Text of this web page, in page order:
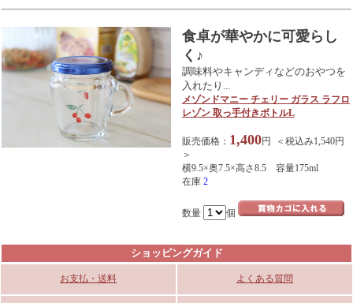
食卓が華やかに可愛らし
く♪
調味料やキャンディなどのおやつを
入れたり...
メゾンドマニー チェリー ガラス ラフロ
レゾン 取っ手付きボトルL
販売価格： 1,400円 ＜税込み1,540円
＞
横9.5×奥7.5×高さ8.5 容量175ml
在庫 2
数量 個
ショッピングガイド
お支払・送料 よくある質問